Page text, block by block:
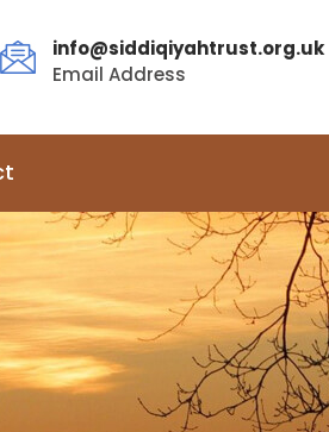
info@siddiqiyahtrust.org.uk
Email Address